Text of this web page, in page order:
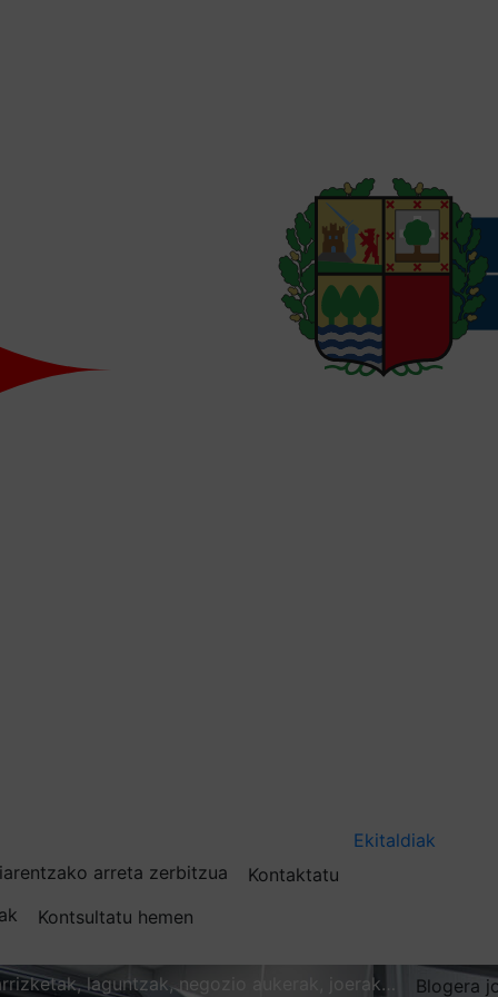
arreta zerbitzua
Kontaktatu
Kontsultatu hemen
Ekitaldiak
laguntzak, negozio aukerak, joerak…
Blogera